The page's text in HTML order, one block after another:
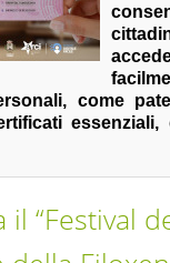
come
essenziali,
il “Festival